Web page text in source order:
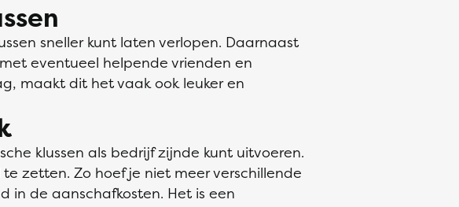
sneller kunt laten verlopen. Daarnaast
eventueel helpende vrienden en
maakt dit het vaak ook leuker en
klussen als bedrijf zijnde kunt uitvoeren.
zetten. Zo hoef je niet meer verschillende
in de aanschafkosten. Het is een